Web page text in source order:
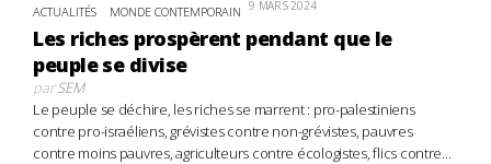
ACTUALITÉS MONDE CONTEMPORAIN 9 MARS 2024
Les riches prospèrent pendant que le
peuple se divise
parSEM
Le peuple se déchire, les riches se marrent : pro-palestiniens
contre pro-israéliens, grévistes contre non-grévistes, pauvres
contre moins pauvres, agriculteurs contre écologistes, flics contre...